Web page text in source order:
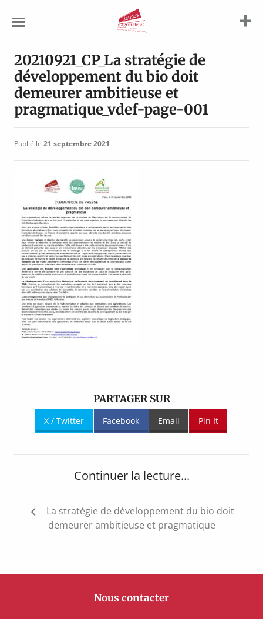
Agriculteurs
20210921_CP_La stratégie de
développement du bio doit
demeurer ambitieuse et
pragmatique_vdef-page-001
Publié le 21 septembre 2021
PARTAGER SUR
X / Twitter Facebook Email Pin It
Continuer la lecture...
Navigation
La stratégie de développement du bio doit
demeurer ambitieuse et pragmatique
Nous contacter